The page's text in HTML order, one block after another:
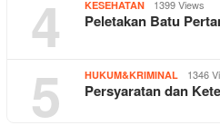
4 KESEHATAN 1399 Views
Peletakan Batu
5 HUKUM&KRIMINAL 1346
Persyaratan dan